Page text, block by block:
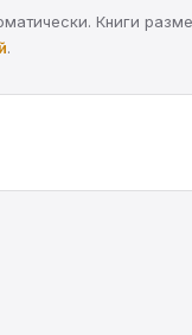
Книги
.